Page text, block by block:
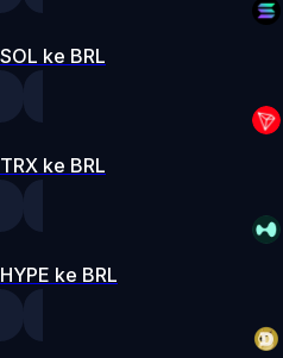
SOL ke BRL
TRX ke BRL
HYPE ke BRL